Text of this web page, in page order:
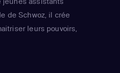
de Schwoz, il crée
leurs pouvoirs,